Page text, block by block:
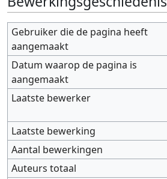
Gebruiker die de pagina heeft
aangemaakt
Datum waarop de pagina is
aangemaakt
Laatste bewerker
Laatste bewerking
Aantal bewerkingen
Auteurs totaal